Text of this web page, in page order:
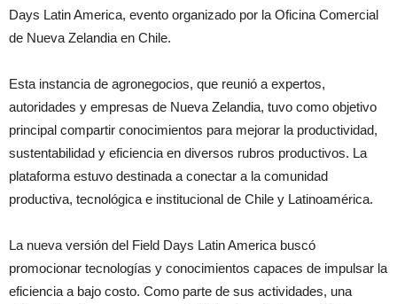
Days Latin America, evento organizado por la Oficina Comercial
de Nueva Zelandia en Chile.
Esta instancia de agronegocios, que reunió a expertos,
autoridades y empresas de Nueva Zelandia, tuvo como objetivo
principal compartir conocimientos para mejorar la productividad,
sustentabilidad y eficiencia en diversos rubros productivos. La
plataforma estuvo destinada a conectar a la comunidad
productiva, tecnológica e institucional de Chile y Latinoamérica.
La nueva versión del Field Days Latin America buscó
promocionar tecnologías y conocimientos capaces de impulsar la
eficiencia a bajo costo. Como parte de sus actividades, una